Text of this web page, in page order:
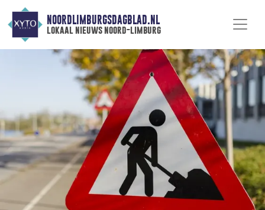
NOORDLIMBURGSDAGBLAD.NL
lokaal nieuws noord-limburg